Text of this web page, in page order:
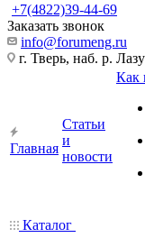
+7(4822)39-44-69
Заказать звонок
info@forumeng.ru
г. Тверь, наб. р.
Главная
Статьи
и
новости
Как
Каталог